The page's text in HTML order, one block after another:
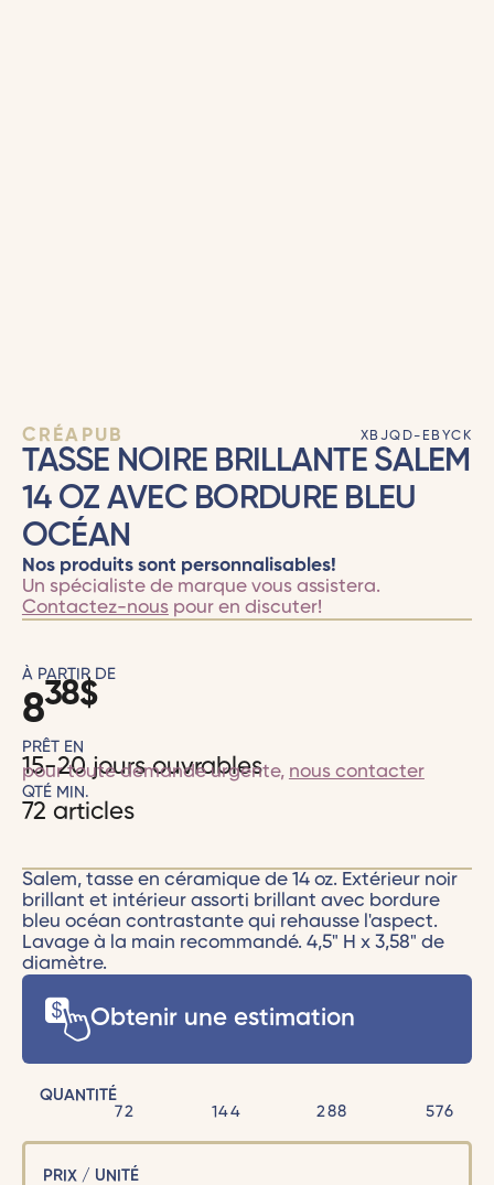
CRÉAPUB XBJQD-EBYCK
TASSE NOIRE BRILLANTE SALEM
14 OZ AVEC BORDURE BLEU
OCÉAN
Nos produits sont personnalisables!
Un spécialiste de marque vous assistera.
Contactez-nouspour en discuter!
À PARTIR DE
838$
PRÊT EN
15-20 jours ouvrables
pour toute demande urgente, nous contacter
QTÉ MIN.
72 articles
Salem, tasse en céramique de 14 oz. Extérieur noir
brillant et intérieur assorti brillant avec bordure
bleu océan contrastante qui rehausse l'aspect.
Lavage à la main recommandé. 4,5" H x 3,58" de
diamètre.
Obtenir une estimation
QUANTITÉ
72
144 288 576
PRIX / UNITÉ